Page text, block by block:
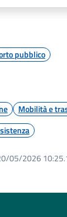
pubblico
Mobilità e
05/2026